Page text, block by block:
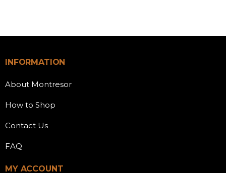
INFORMATION
About Montresor
How to Shop
Contact Us
FAQ
MY ACCOUNT